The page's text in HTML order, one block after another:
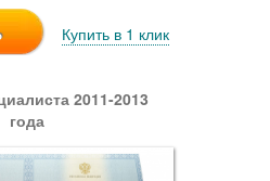
Купить в 1 клик
2011-2013
года